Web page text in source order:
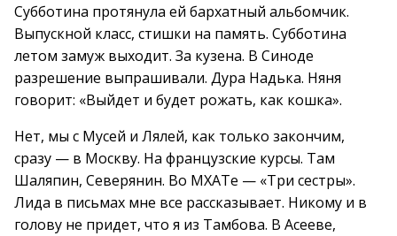
Субботина протянула ей бархатный альбомчик.
Выпускной класс, стишки на память. Субботина
летом замуж выходит. За кузена. В Синоде
разрешение выпрашивали. Дура Надька. Няня
говорит: «Выйдет и будет рожать, как кошка».
Нет, мы с Мусей и Лялей, как только закончим,
сразу — в Москву. На французские курсы. Там
Шаляпин, Северянин. Во МХАТе — «Три сестры».
Лида в письмах мне все рассказывает. Никому и в
голову не придет, что я из Тамбова. В Асееве,